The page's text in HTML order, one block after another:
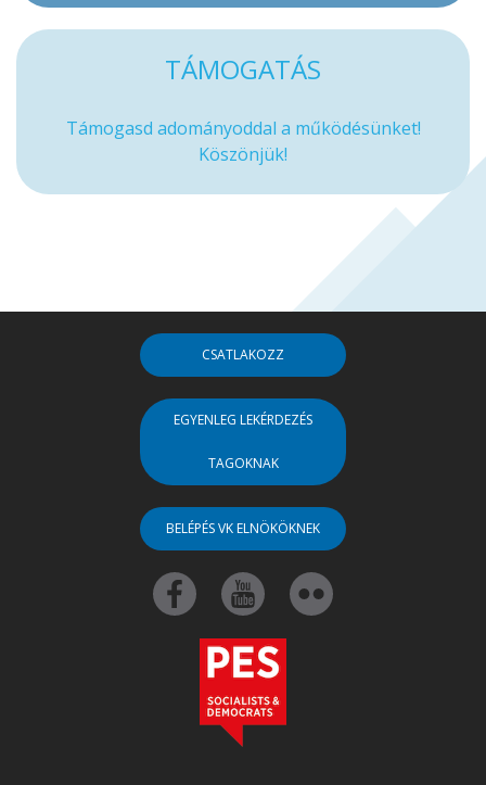
TÁMOGATÁS
Támogasd adományoddal a működésünket!
Köszönjük!
CSATLAKOZZ
EGYENLEG LEKÉRDEZÉS
TAGOKNAK
BELÉPÉS VK ELNÖKÖKNEK